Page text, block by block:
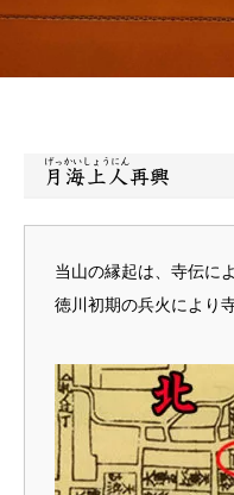
月海上人
げっかいしょうにん
再興
当山の縁起は、寺伝に
徳川初期の兵火により